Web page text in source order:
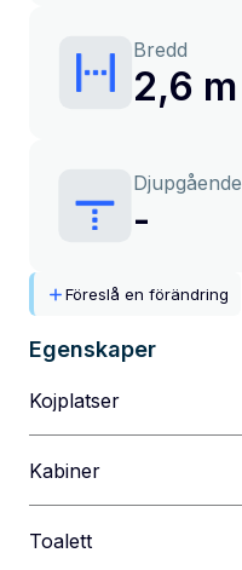
Bredd
2,6 m
Djupgående
-
Föreslå en förändring
Egenskaper
Kojplatser
Kabiner
Toalett